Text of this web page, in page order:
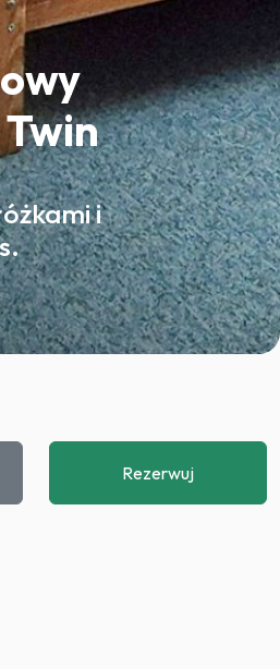
i
Rezerwuj